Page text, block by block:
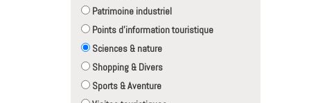
Patrimoine industriel
Points d'information touristique
Sciences & nature
Shopping & Divers
Sports & Aventure